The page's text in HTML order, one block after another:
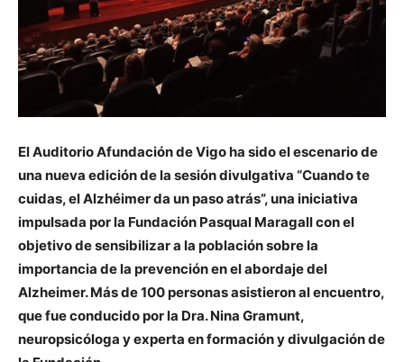
El Auditorio Afundación de Vigo ha sido el escenario de
una nueva edición de la sesión divulgativa “Cuando te
cuidas, el Alzhéimer da un paso atrás”, una iniciativa
impulsada por la Fundación Pasqual Maragall con el
objetivo de sensibilizar a la población sobre la
importancia de la prevención en el abordaje del
Alzheimer. Más de 100 personas asistieron al encuentro,
que fue conducido por la Dra. Nina Gramunt,
neuropsicóloga y experta en formación y divulgación de